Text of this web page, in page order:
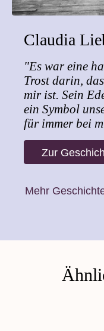
Claudia
"Es war eine
Trost darin,
mir ist. Sein
ein Symbol
für immer bei
Zur
Mehr